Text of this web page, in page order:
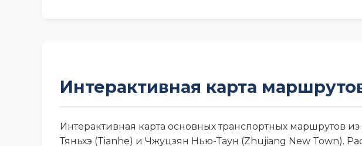
Интерактивная карта
Интерактивная карта основных транспортных маршрутов
Тяньхэ (Tianhe) и Чжуцзян Нью-Таун (Zhujiang New Town).